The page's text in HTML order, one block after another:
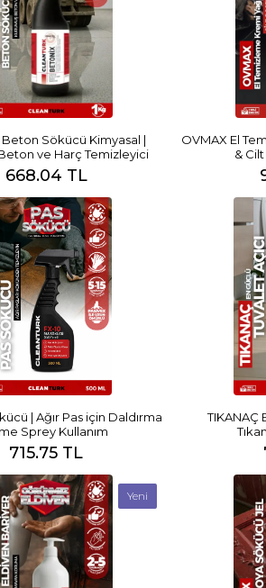
Beton Sökücü Kimyasal |
ve Harç Temizleyici
668.04 TL
OVMAX El
&
| Ağır Pas için Daldırma
Sprey Kullanım
715.75 TL
TIKANAÇ
Yeni